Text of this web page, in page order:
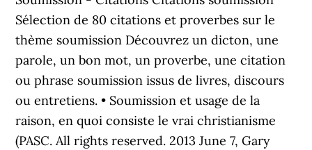
Sélection de 80 citations et proverbes sur le
thème soumission Découvrez un dicton, une
parole, un bon mot, un proverbe, une citation
ou phrase soumission issus de livres, discours
ou entretiens. • Soumission et usage de la
raison, en quoi consiste le vrai christianisme
(PASC. All rights reserved. 2013 June 7, Gary